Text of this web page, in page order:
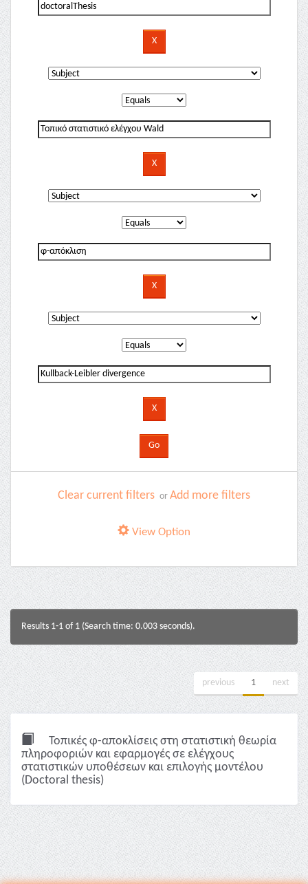
Clear current filters or Add more filters
View Option
Results 1-1 of 1 (Search time: 0.003 seconds).
previous 1 next
Τοπικές φ-αποκλίσεις στη στατιστική θεωρία
πληροφοριών και εφαρμογές σε ελέγχους
στατιστικών υποθέσεων και επιλογής μοντέλου
(Doctoral thesis)